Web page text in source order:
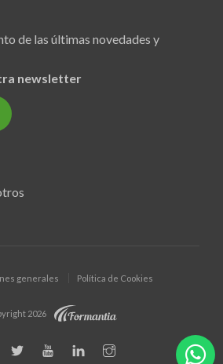
de las últimas novedades y
newsletter
generales Política de Cookies
2026